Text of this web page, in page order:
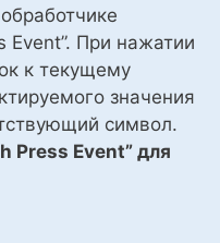
Event”. При нажатии
к текущему
значения
символ.
Press Event” для